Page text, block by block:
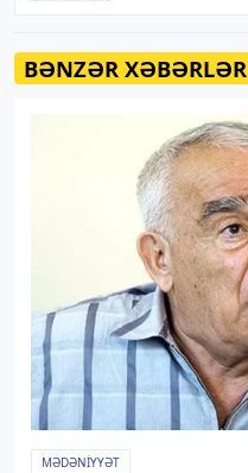
BƏNZƏR XƏBƏRLƏR
MƏDƏNIYYƏT